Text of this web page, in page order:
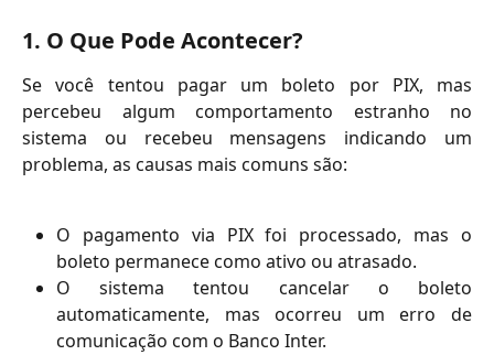
1. O Que Pode Acontecer?
Se você tentou pagar um boleto por PIX, mas
percebeu algum comportamento estranho no
sistema ou recebeu mensagens indicando um
problema, as causas mais comuns são:
O pagamento via PIX foi processado, mas o
boleto permanece como ativo ou atrasado.
O sistema tentou cancelar o boleto
automaticamente, mas ocorreu um erro de
comunicação com o Banco Inter.